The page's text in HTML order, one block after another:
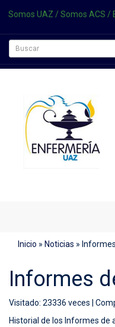
Somos UAZ / Somos ACS /
Inicio » Noticias »
Informes
Visitado: 23336 veces |
Historial de los Informes de